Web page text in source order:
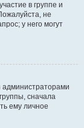
в группе и
не
у него могут
администраторами
сначала
ему личное